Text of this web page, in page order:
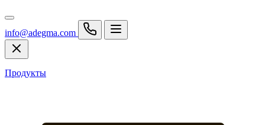
info@adegma.com
Продукты